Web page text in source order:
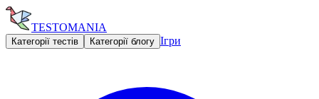
TESTOMANIA
Категорії тестів Категорії блогу Ігри